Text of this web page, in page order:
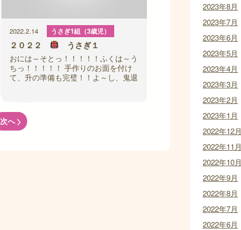
2022.2.14 うさぎ1組（3歳児）
２０２２ うさぎ１
おには～そとっ！！！！！ふくは～う
ちっ！！！！！ 手作りのお面を付け
て、升の準備も完璧！！よ～し、鬼退
次へ
2023年8月
2023年7月
2023年6月
2023年5月
2023年4月
2023年3月
2023年2月
2023年1月
2022年12月
2022年11月
2022年10月
2022年9月
2022年8月
2022年7月
2022年6月